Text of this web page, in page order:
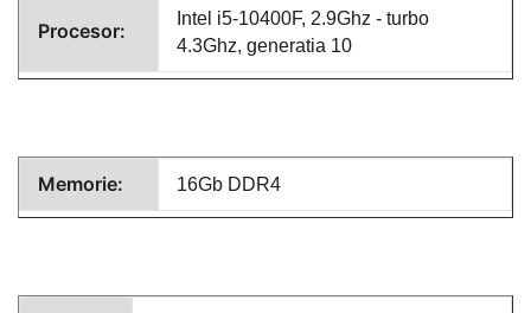
Procesor:
Intel i5-10400F, 2.9Ghz - turbo
4.3Ghz, generatia 10
Memorie: 16Gb DDR4